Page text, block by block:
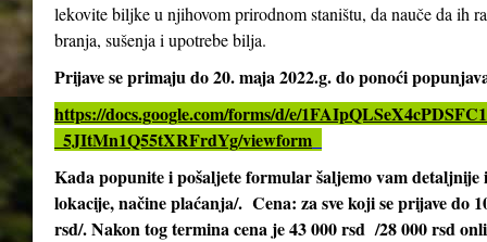
lekovite biljke u njihovom prirodnom staništu, da nauče da ih
branja, sušenja i upotrebe bilja.
Prijave se primaju do 20. maja 2022.g. do ponoći
https://docs.google.com/forms/d/e/
_5JItMn1Q55tXRFrdYg/viewform
Kada popunite i pošaljete formular šaljemo vam
lokacije, načine plaćanja/. Cena: za sve koji se prijave do
rsd/. Nakon tog termina cena je 43 000 rsd /28 000 rsd